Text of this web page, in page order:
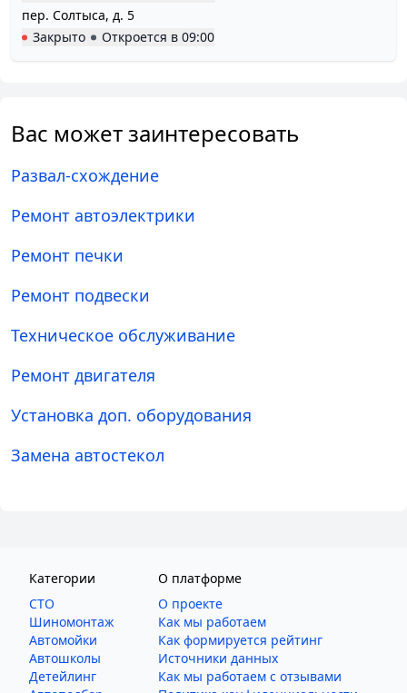
пер. Солтыса, д. 5
Закрыто
Откроется в 09:00
Вас может заинтересовать
Развал-схождение
Ремонт автоэлектрики
Ремонт печки
Ремонт подвески
Техническое обслуживание
Ремонт двигателя
Установка доп. оборудования
Замена автостекол
Категории
СТО
Шиномонтаж
Автомойки
Автошколы
Детейлинг
О платформе
О проекте
Как мы работаем
Как формируется рейтинг
Источники данных
Как мы работаем с отзывами